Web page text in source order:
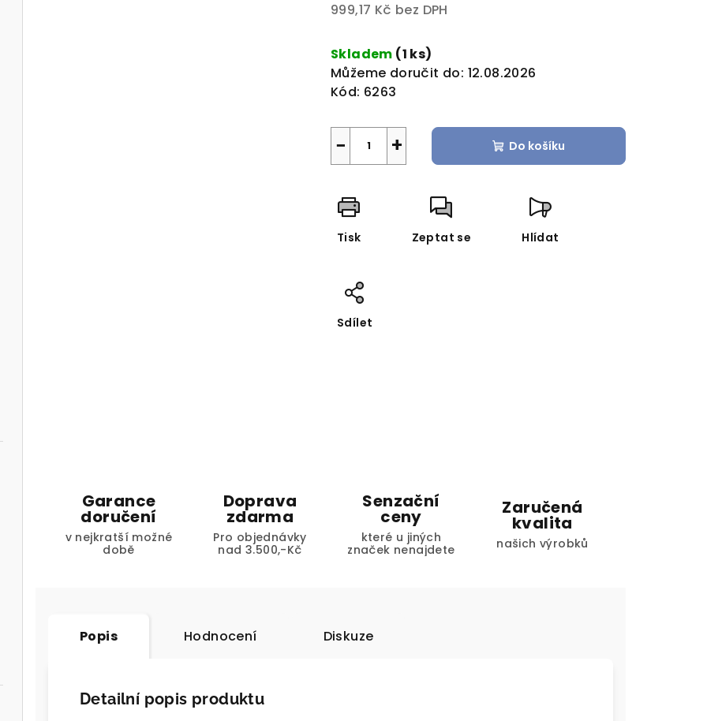
999,17 Kč bez DPH
cena:
Skladem (1 ks)
Můžeme doručit do: 12.08.2026
Kód: 6263
+
− Do košíku
Tisk Zeptat se Hlídat
Sdílet
Garance
doručení
v nejkratší možné
době
Doprava
zdarma
Pro objednávky
nad 3.500,-Kč
Senzační
ceny
které u jiných
značek nenajdete
Zaručená
kvalita
našich výrobků
Popis Hodnocení Diskuze
Detailní popis produktu